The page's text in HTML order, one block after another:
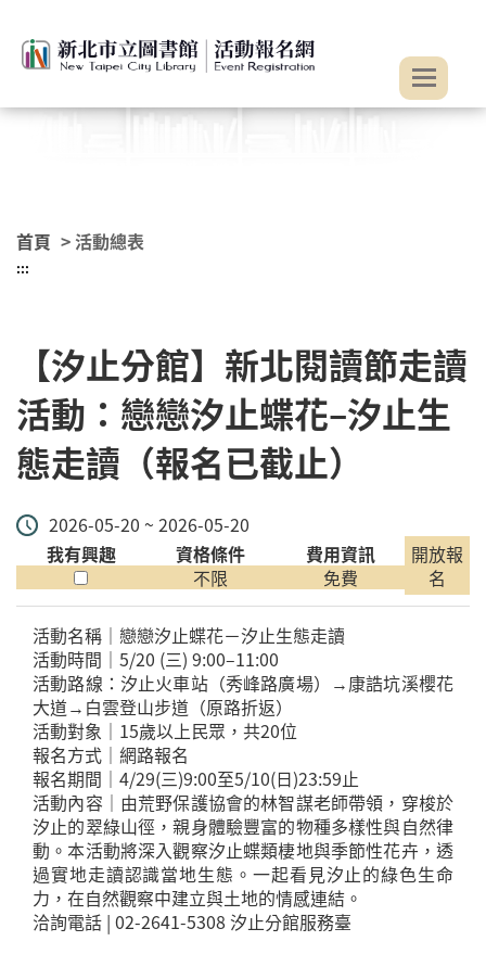
首頁 > 活動總表
:::
【汐止分館】新北閱讀節走讀
活動：戀戀汐止蝶花–汐止生
態走讀（報名已截止）
2026-05-20 ~ 2026-05-20
我有興趣
資格條件
不限
費用資訊
免費
開放報
名
活動名稱｜戀戀汐止蝶花－汐止生態走讀
活動時間｜5/20 (三) 9:00–11:00
活動路線：汐止火車站（秀峰路廣場）→康誥坑溪櫻花
大道→白雲登山步道（原路折返）
活動對象｜15歲以上民眾，共20位
報名方式｜網路報名
報名期間｜4/29(三)9:00至5/10(日)23:59止
活動內容｜由荒野保護協會的林智謀老師帶領，穿梭於
汐止的翠綠山徑，親身體驗豐富的物種多樣性與自然律
動。本活動將深入觀察汐止蝶類棲地與季節性花卉，透
過實地走讀認識當地生態。一起看見汐止的綠色生命
力，在自然觀察中建立與土地的情感連結。
洽詢電話 | 02-2641-5308 汐止分館服務臺